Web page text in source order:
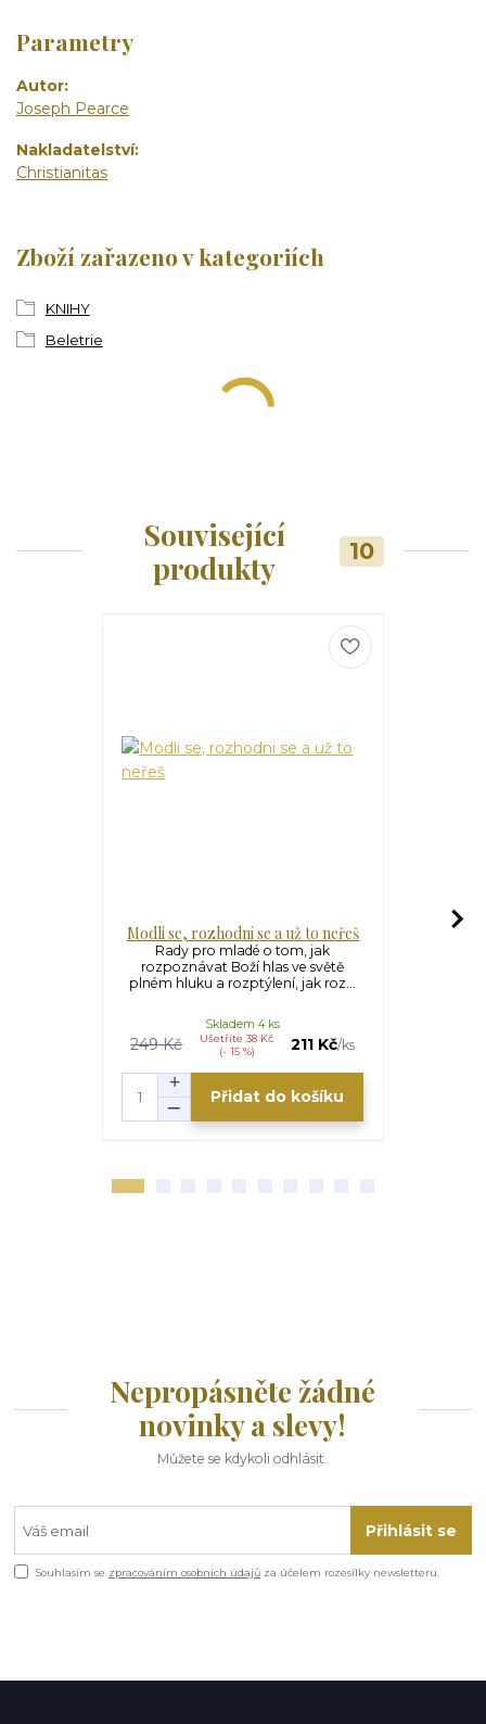
Parametry
Autor
Joseph Pearce
Nakladatelství
Christianitas
Zboží zařazeno v kategoriích
KNIHY
Beletrie
Související
produkty
10
Modli se, rozhodni se a už to neřeš
Rady pro mladé o tom, jak
rozpoznávat Boží hlas ve světě
plném hluku a rozptýlení, jak roz...
249 Kč
Ušetříte 38 Kč
(- 15 %)
211 Kč/ks
Skladem 4 ks
Přidat do košíku
Ve
Nepropásněte žádné
novinky a slevy!
Můžete se kdykoli odhlásit.
Přihlásit se
Souhlasím se zpracováním osobních údajů za účelem rozesílky newsletteru.